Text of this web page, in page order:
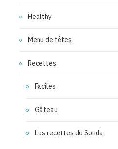
Healthy
Menu de fêtes
Recettes
Faciles
Gâteau
Les recettes de Sonda